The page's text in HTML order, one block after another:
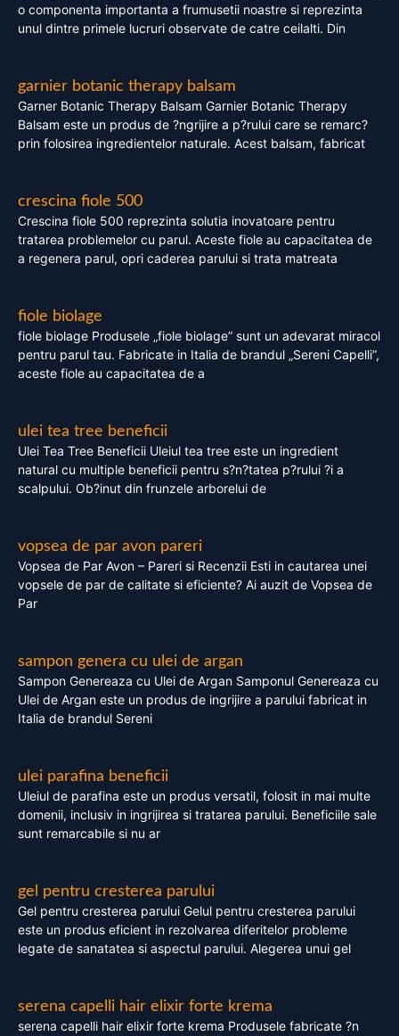
o componenta importanta a frumusetii noastre si reprezinta
unul dintre primele lucruri observate de catre ceilalti. Din
garnier botanic therapy balsam
Garner Botanic Therapy Balsam Garnier Botanic Therapy
Balsam este un produs de ?ngrijire a p?rului care se remarc?
prin folosirea ingredientelor naturale. Acest balsam, fabricat
crescina fiole 500
Crescina fiole 500 reprezinta solutia inovatoare pentru
tratarea problemelor cu parul. Aceste fiole au capacitatea de
a regenera parul, opri caderea parului si trata matreata
fiole biolage
fiole biolage Produsele „fiole biolage” sunt un adevarat miracol
pentru parul tau. Fabricate in Italia de brandul „Sereni Capelli”,
aceste fiole au capacitatea de a
ulei tea tree beneficii
Ulei Tea Tree Beneficii Uleiul tea tree este un ingredient
natural cu multiple beneficii pentru s?n?tatea p?rului ?i a
scalpului. Ob?inut din frunzele arborelui de
vopsea de par avon pareri
Vopsea de Par Avon – Pareri si Recenzii Esti in cautarea unei
vopsele de par de calitate si eficiente? Ai auzit de Vopsea de
Par
sampon genera cu ulei de argan
Sampon Genereaza cu Ulei de Argan Samponul Genereaza cu
Ulei de Argan este un produs de ingrijire a parului fabricat in
Italia de brandul Sereni
ulei parafina beneficii
Uleiul de parafina este un produs versatil, folosit in mai multe
domenii, inclusiv in ingrijirea si tratarea parului. Beneficiile sale
sunt remarcabile si nu ar
gel pentru cresterea parului
Gel pentru cresterea parului Gelul pentru cresterea parului
este un produs eficient in rezolvarea diferitelor probleme
legate de sanatatea si aspectul parului. Alegerea unui gel
serena capelli hair elixir forte krema
serena capelli hair elixir forte krema Produsele fabricate ?n